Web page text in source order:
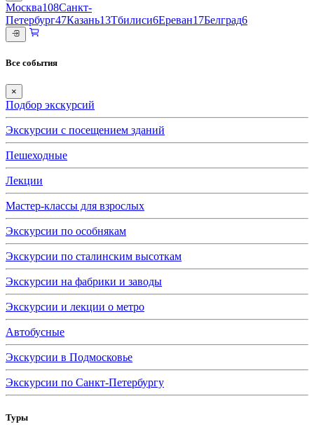
Москва108Санкт-
Петербург47Казань13Тбилиси6Ереван17Белград6
Все события
×
Подбор экскурсий
Экскурсии с посещением зданий
Пешеходные
Лекции
Мастер-классы для взрослых
Экскурсии по особнякам
Экскурсии по сталинским высоткам
Экскурсии на фабрики и заводы
Экскурсии и лекции о метро
Автобусные
Экскурсии в Подмосковье
Экскурсии по Санкт-Петербургу
Туры